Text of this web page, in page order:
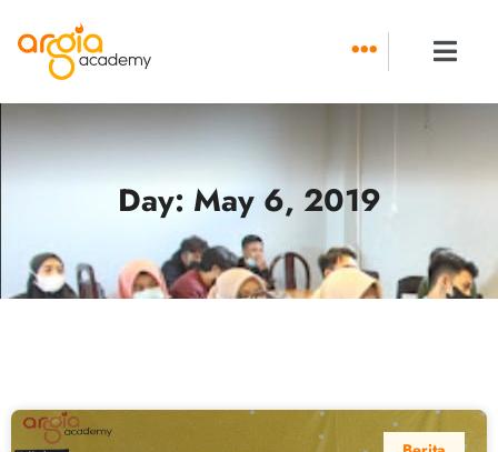
content
Day: May 6, 2019